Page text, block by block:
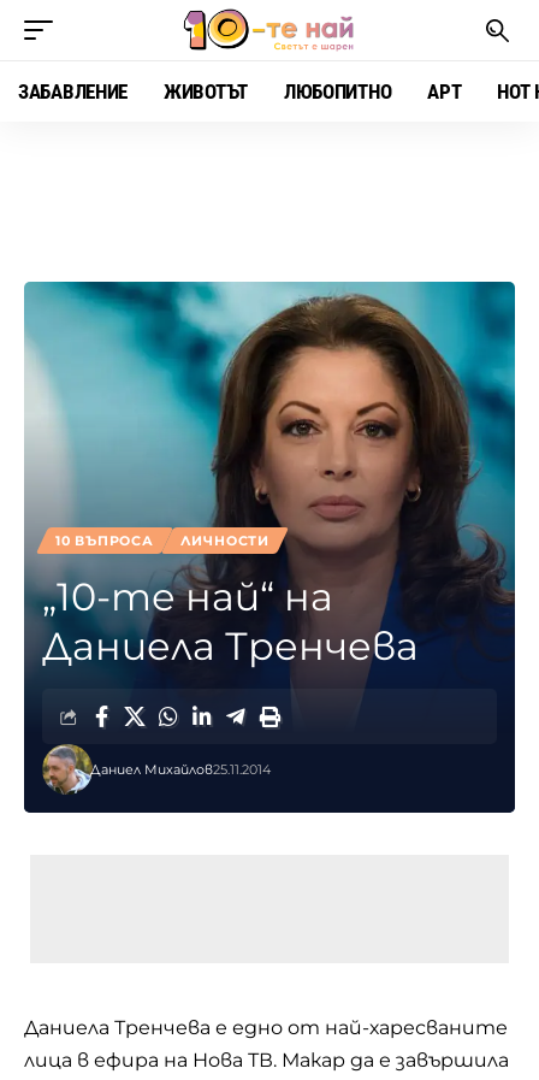
ЗАБАВЛЕНИЕ ЖИВОТЪТ ЛЮБОПИТНО АРТ HOT
10 ВЪПРОСА ЛИЧНОСТИ
„10-те най“ на
Даниела Тренчева
Даниел Михайлов25.11.2014
Даниела Тренчева е едно от най-харесваните
лица в ефира на Нова ТВ. Макар да е завършила